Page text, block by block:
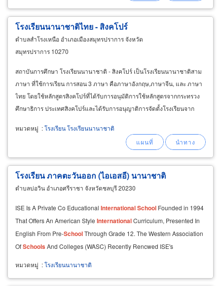
โรงเรียนนานาชาติไทย - สิงคโปร์
ตำบลสำโรงเหนือ อำเภอเมืองสมุทรปราการ จังหวัด
สมุทรปราการ 10270
สถาบันการศึกษา โรงเรียนนานาชาติ - สิงคโปร์ เป็นโรงเรียนนานาชาติสาม
ภาษา ที่ใช้การเรียน การสอน 3 ภาษา คือภาษาอังกฤษ,ภาษาจีน, และ ภาษา
ไทย โดยใช้หลักสูตรสิงคโปร์ที่ได้รับการอนุมัติการใช้หลักสูตรจากกระทรวง
ศึกษาธิการ ประเทศสิงคโปร์และได้รับการอนุญาติการจัดตั้งโรงเรียนจาก
คุณภาพการศึกษาที่ดีที่สุดจากหลักสูตรที่ได้รับการยอมรับจากทั่วโลก
หมวดหมู่ :โรงเรียน โรงเรียนนานาชาติ
โรงเรียน ภาคตะวันออก (ไอเอสอี) นานาชาติ
ตำบลบ่อวิน อำเภอศรีราชา จังหวัดชลบุรี 20230
ISE Is A Private Co Educational InternationalSchool Founded in 1994
That Offers An American Style InternationalCurriculum, Presented In
English From Pre-SchoolThrough Grade 12. The Western Association
OfSchoolsAnd Colleges (WASC) Recently Rencwed ISE's
หมวดหมู่ :โรงเรียนนานาชาติ